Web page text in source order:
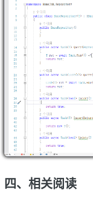
四、相关阅读